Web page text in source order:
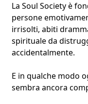
La Soul Society è
persone
irrisolti, abiti
spiritualeda
accidentalmente.
E in qualche modo
sembra ancora